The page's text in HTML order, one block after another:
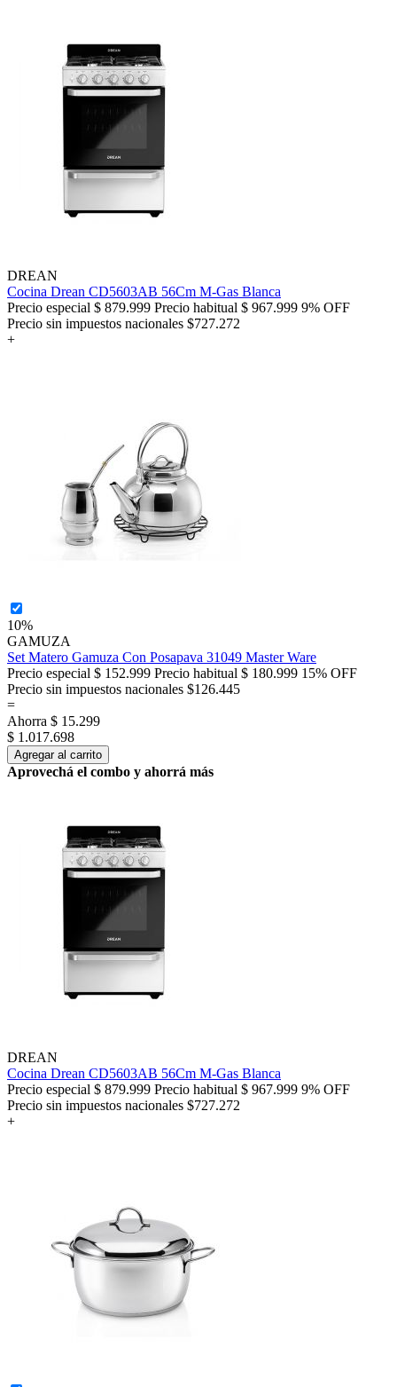
DREAN
Cocina Drean CD5603AB 56Cm M-Gas Blanca
Precio especial $ 879.999 Precio habitual $ 967.999 9% OFF
Precio sin impuestos nacionales $727.272
+
10%
GAMUZA
Set Matero Gamuza Con Posapava 31049 Master Ware
Precio especial $ 152.999 Precio habitual $ 180.999 15% OFF
Precio sin impuestos nacionales $126.445
=
Ahorra $ 15.299
$ 1.017.698
Agregar al carrito
Aprovechá el combo y ahorrá más
DREAN
Cocina Drean CD5603AB 56Cm M-Gas Blanca
Precio especial $ 879.999 Precio habitual $ 967.999 9% OFF
Precio sin impuestos nacionales $727.272
+